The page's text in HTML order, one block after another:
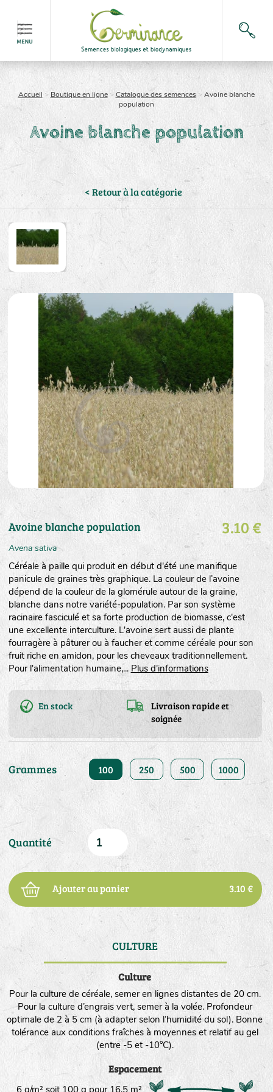
Accueil > Boutique en ligne>Catalogue des semences>Avoine blanche
population
Avoine blanche population
< Retour à la catégorie
Avoine blanche population
Avena sativa
3.10 €
Céréale à paille qui produit en début d'été une manifique
panicule de graines très graphique. La couleur de l’avoine
dépend de la couleur de la glomérule autour de la graine,
blanche dans notre variété-population. Par son système
racinaire fasciculé et sa forte production de biomasse, c'est
une excellente interculture. L'avoine sert aussi de plante
fourragère à pâturer ou à faucher et comme céréale pour son
fruit riche en amidon, pour les cheveaux traditionnellement.
Pour l'alimentation humaine,... Plus d'informations
En stock
Livraison rapide et
soignée
Grammes 100 250 500 1000
Quantité
Ajouter au panier 3.10 €
CULTURE
Culture
Pour la culture de céréale, semer en lignes distantes de 20 cm.
Pour la culture d’engrais vert, semer à la volée. Profondeur
optimale de 2 à 5 cm (à adapter selon l’humidité du sol). Bonne
tolérance aux conditions fraîches à moyennes et relatif au gel
(entre -5 et -10°C).
Espacement
6 g/m² soit 100 g pour 16,5 m²